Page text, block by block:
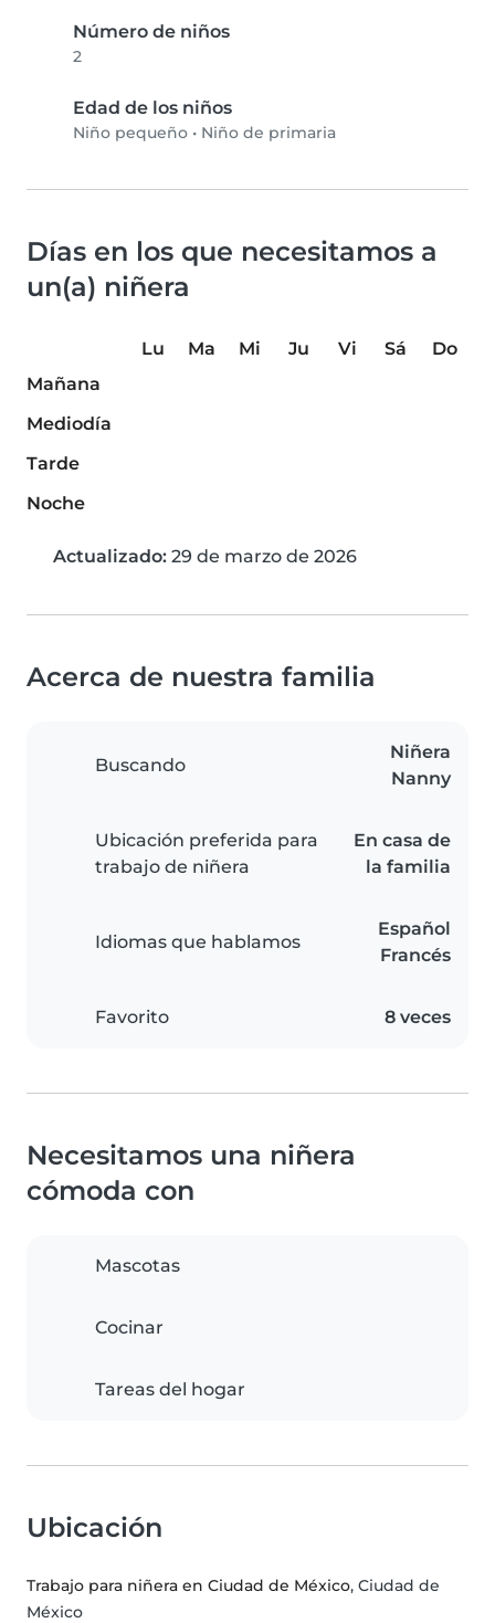
Número de niños
2
Edad de los niños
Niño pequeño • Niño de primaria
Días en los que necesitamos a
un(a) niñera
Lu Ma Mi Ju Vi Sá
Do
Mañana
Mediodía
Tarde
Noche
Actualizado: 29 de marzo de 2026
Acerca de nuestra familia
Buscando
Niñera
Nanny
Ubicación preferida para
trabajo de niñera
En casa de
la familia
Idiomas que hablamos
Español
Francés
Favorito 8 veces
Necesitamos una niñera
cómoda con
Mascotas
Cocinar
Tareas del hogar
Ubicación
Trabajo para niñera en Ciudad de México, Ciudad de
México